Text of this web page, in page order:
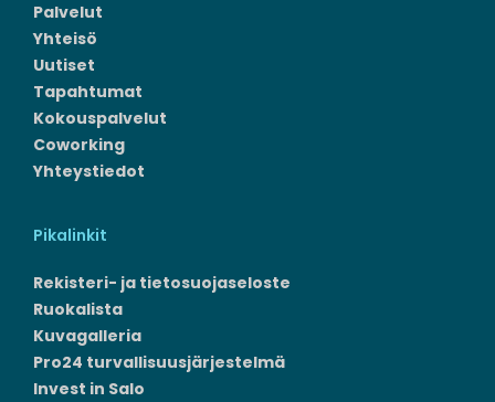
Palvelut
Yhteisö
Uutiset
Tapahtumat
Kokouspalvelut
Coworking
Yhteystiedot
Pikalinkit
Rekisteri- ja tietosuojaseloste
Ruokalista
Kuvagalleria
Pro24 turvallisuusjärjestelmä
Invest in Salo